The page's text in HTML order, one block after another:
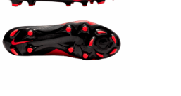
Optionen
können